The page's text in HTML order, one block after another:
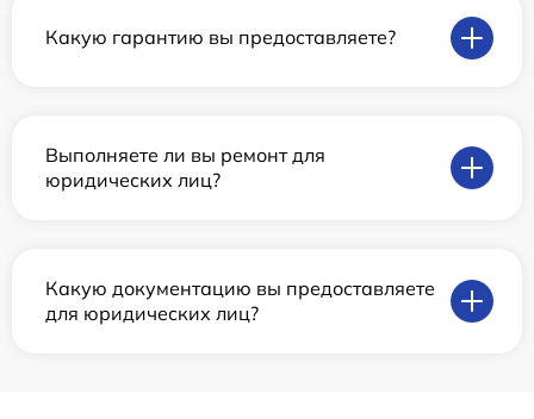
Какую гарантию вы предоставляете?
Выполняете ли вы ремонт для
юридических лиц?
Какую документацию вы предоставляете
для юридических лиц?